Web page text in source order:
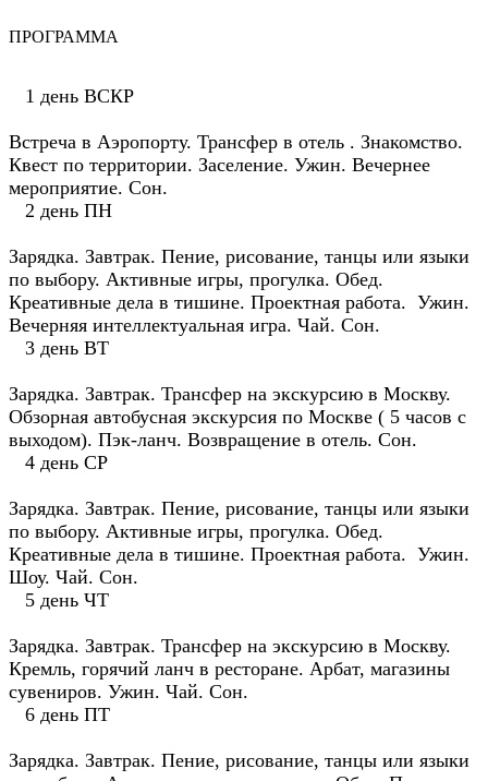
ПРОГРАММА
1 день ВСКР
Встреча в Аэропорту. Трансфер в отель . Знакомство.
Квест по территории. Заселение. Ужин. Вечернее
мероприятие. Сон.
2 день ПН
Зарядка. Завтрак. Пение, рисование, танцы или языки
по выбору. Активные игры, прогулка. Обед.
Креативные дела в тишине. Проектная работа. Ужин.
Вечерняя интеллектуальная игра. Чай. Сон.
3 день ВТ
Зарядка. Завтрак. Трансфер на экскурсию в Москву.
Обзорная автобусная экскурсия по Москве ( 5 часов с
выходом). Пэк-ланч. Возвращение в отель. Сон.
4 день СР
Зарядка. Завтрак. Пение, рисование, танцы или языки
по выбору. Активные игры, прогулка. Обед.
Креативные дела в тишине. Проектная работа. Ужин.
Шоу. Чай. Сон.
5 день ЧТ
Зарядка. Завтрак. Трансфер на экскурсию в Москву.
Кремль, горячий ланч в ресторане. Арбат, магазины
сувениров. Ужин. Чай. Сон.
6 день ПТ
Зарядка. Завтрак. Пение, рисование, танцы или языки